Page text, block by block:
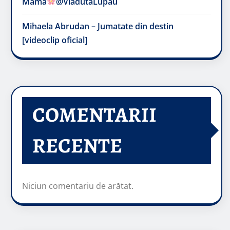
Mihaela Abrudan – Jumatate din destin
[videoclip oficial]
COMENTARII
RECENTE
Niciun comentariu de arătat.